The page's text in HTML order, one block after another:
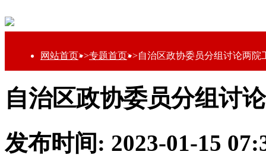
网站首页>>专题首页>>自治区政协委员分组讨论两院
自治区政协委员分组讨
发布时间: 2023-01-15